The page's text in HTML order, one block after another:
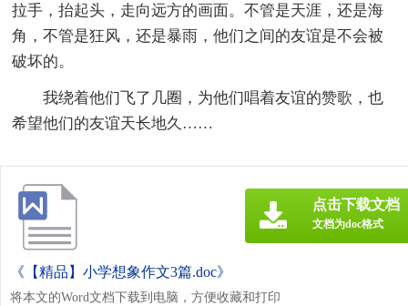
拉手，抬起头，走向远方的画面。不管是天涯，还是海
角，不管是狂风，还是暴雨，他们之间的友谊是不会被
破坏的。
我绕着他们飞了几圈，为他们唱着友谊的赞歌，也
希望他们的友谊天长地久……
《【精品】小学想象作文3篇.doc》
将本文的Word文档下载到电脑，方便收藏和打印
点击下载文档
文档为doc格式